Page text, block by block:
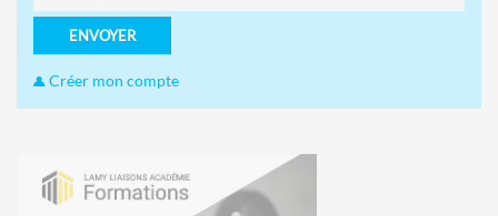
ENVOYER
Créer mon compte